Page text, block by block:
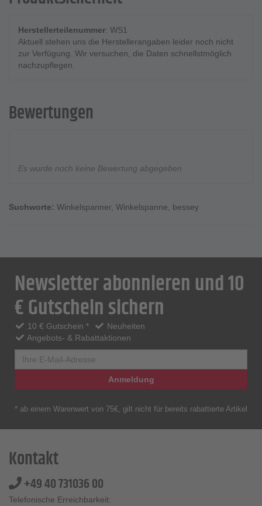
Herstellerteilenummer: WS1
Aktuell stehen uns die Herstellerangaben leider noch nicht
zur Verfügung. Wir versuchen, die Daten schnellstmöglich
nachzupflegen.
Bewertungen
Es wurde noch keine Bewertung abgegeben
Suchworte: Winkelspanner, Winkelspanne, bessey
Newsletter abonnieren und 10
€ Gutschein sichern
10 € Gutschein *
Neuheiten
Angebots- & Rabattaktionen
Anmeldung
* ab einem Warenwert von 75€, gilt nicht für bereits rabattierte Artikel
Kontakt
+49 40 731036 00
Telefonische Erreichbarkeit: